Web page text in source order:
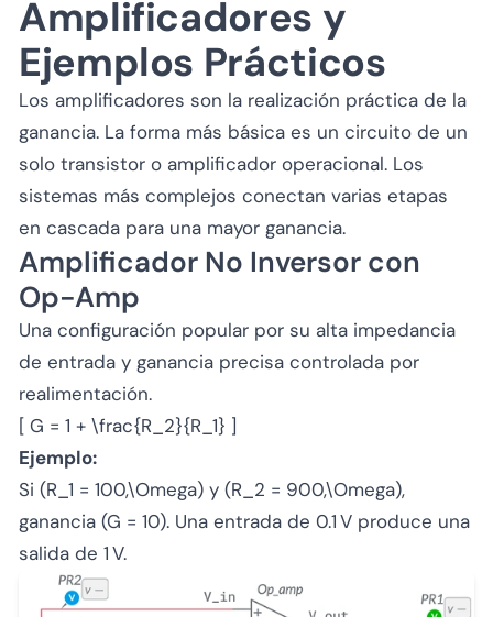
Amplificadores y
Ejemplos Prácticos
Los amplificadores son la realización práctica de la
ganancia. La forma más básica es un circuito de un
solo transistor o amplificador operacional. Los
sistemas más complejos conectan varias etapas
en cascada para una mayor ganancia.
Amplificador No Inversor con
Op-Amp
Una configuración popular por su alta impedancia
de entrada y ganancia precisa controlada por
realimentación.
[ G = 1 + \frac{R_2}{R_1} ]
Ejemplo:
Si (R_1 = 100,\Omega) y (R_2 = 900,\Omega),
ganancia (G = 10). Una entrada de 0.1 V produce una
salida de 1 V.